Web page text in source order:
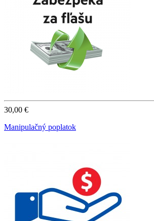
30,00 €
Manipulačný poplatok